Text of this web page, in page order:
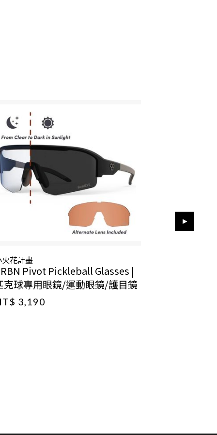
火花計畫
Pivot Pickleball Glasses |
克球專用眼鏡/運動眼鏡/護目鏡
3,190